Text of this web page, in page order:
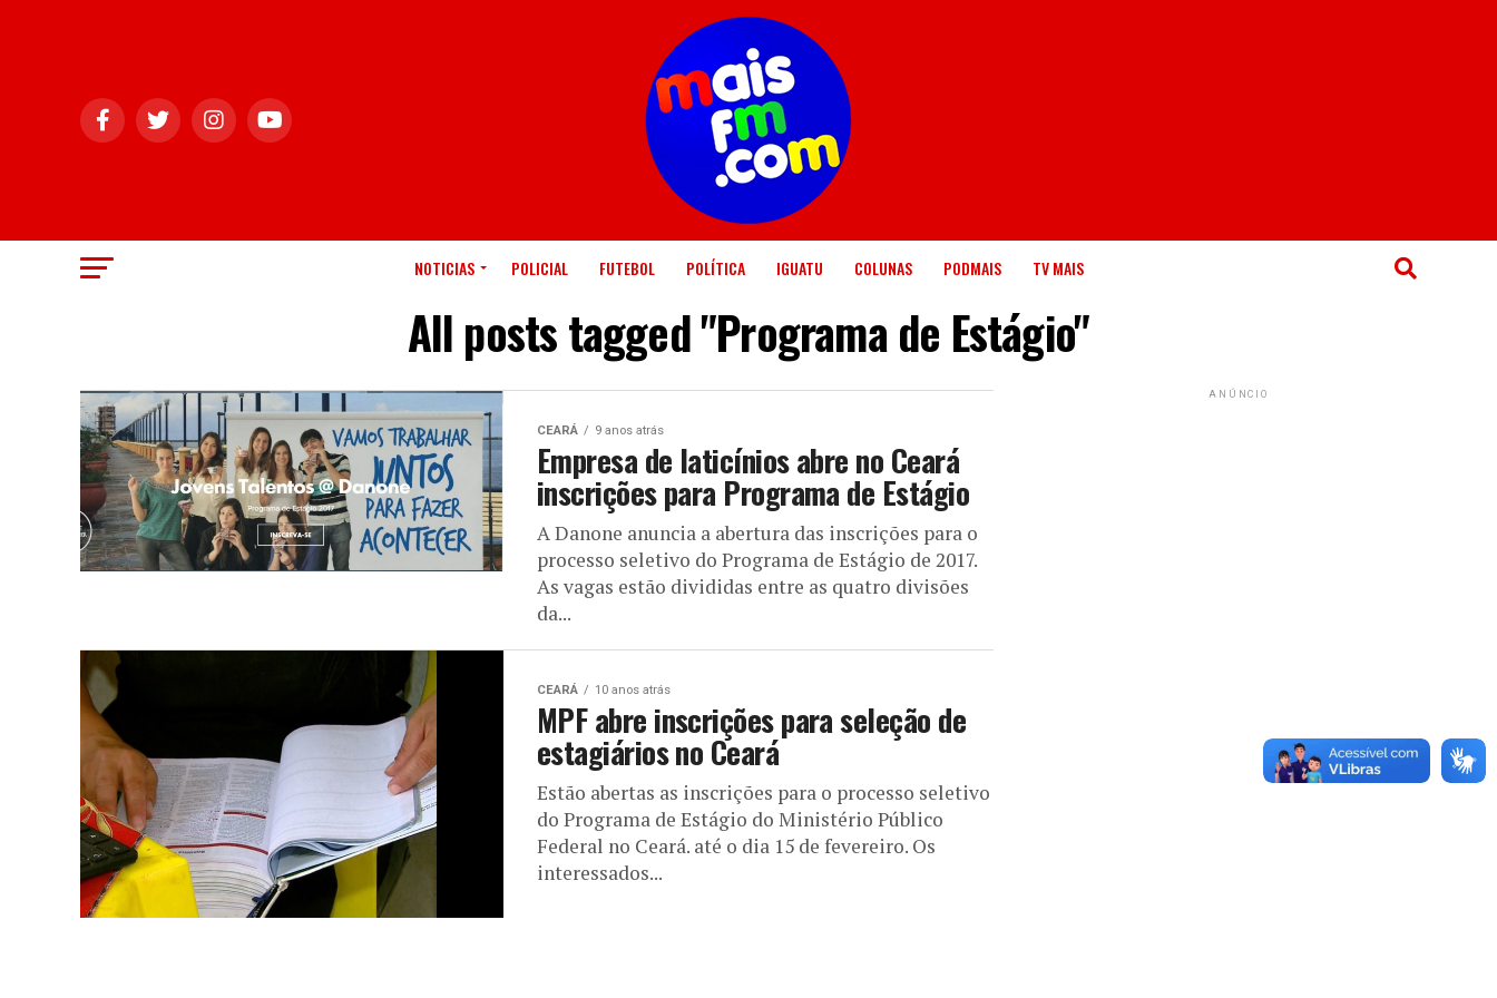
NOTICIAS POLICIAL FUTEBOL POLÍTICA IGUATU COLUNAS PODMAIS TV MAIS
All posts tagged "Programa de Estágio"
CEARÁ 9 anos atrás
Empresa de laticínios abre no Ceará
inscrições para Programa de Estágio
A Danone anuncia a abertura das inscrições para o
processo seletivo do Programa de Estágio de 2017.
As vagas estão divididas entre as quatro divisões
da...
CEARÁ 10 anos atrás
MPF abre inscrições para seleção de
estagiários no Ceará
Estão abertas as inscrições para o processo seletivo
do Programa de Estágio do Ministério Público
Federal no Ceará. até o dia 15 de fevereiro. Os
interessados...
ANÚNCIO